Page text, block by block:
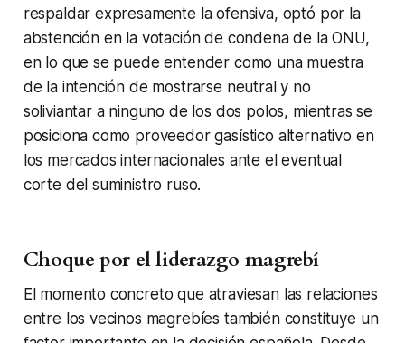
respaldar expresamente la ofensiva, optó por la
abstención en la votación de condena de la ONU,
en lo que se puede entender como una muestra
de la intención de mostrarse neutral y no
soliviantar a ninguno de los dos polos, mientras se
posiciona como proveedor gasístico alternativo en
los mercados internacionales ante el eventual
corte del suministro ruso.
Choque por el liderazgo magrebí
El momento concreto que atraviesan las relaciones
entre los vecinos magrebíes también constituye un